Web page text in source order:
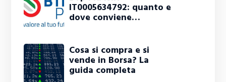
IT0005634792: quanto e
dove conviene…
Cosa si compra e si
vende in Borsa? La
guida completa